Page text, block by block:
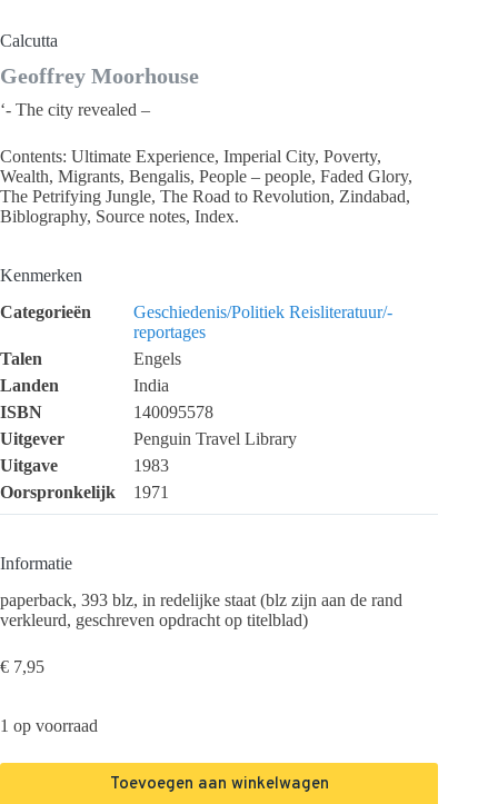
Calcutta
Geoffrey Moorhouse
‘- The city revealed –
Contents: Ultimate Experience, Imperial City, Poverty,
Wealth, Migrants, Bengalis, People – people, Faded Glory,
The Petrifying Jungle, The Road to Revolution, Zindabad,
Biblography, Source notes, Index.
Kenmerken
Categorieën
Geschiedenis/Politiek Reisliteratuur/-
reportages
Talen
Engels
Landen
India
ISBN
140095578
Uitgever
Penguin Travel Library
Uitgave
1983
Oorspronkelijk
1971
Informatie
paperback, 393 blz, in redelijke staat (blz zijn aan de rand
verkleurd, geschreven opdracht op titelblad)
€ 7,95
1 op voorraad
Toevoegen aan winkelwagen